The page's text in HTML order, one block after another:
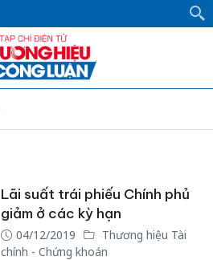
Lãi suất trái phiếu Chính phủ
giảm ở các kỳ hạn
04/12/2019
Thương hiệu Tài
chính - Chứng khoán